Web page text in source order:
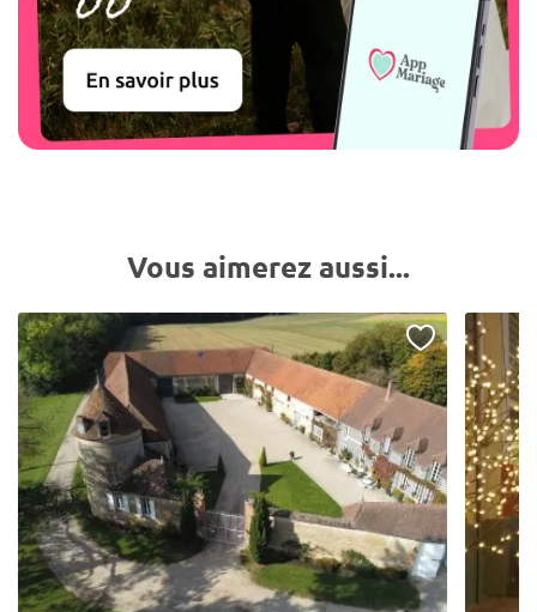
Vous aimerez aussi...